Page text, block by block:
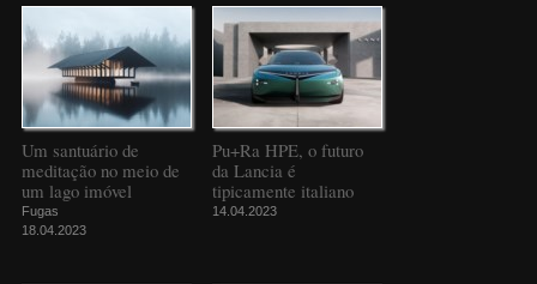
Um santuário de
meditação no meio de
um lago imóvel
Fugas
18.04.2023
Pu+Ra HPE, o futuro
da Lancia é
tipicamente italiano
14.04.2023